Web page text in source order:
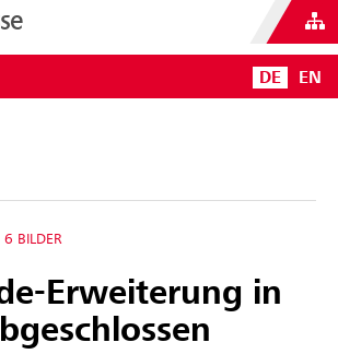
DE EN
6 BILDER
Erweiterung in